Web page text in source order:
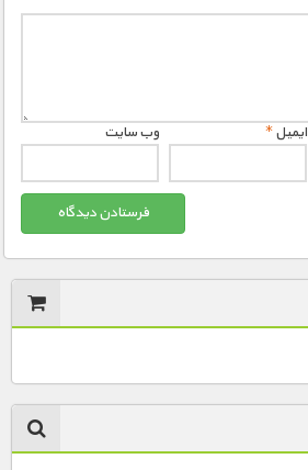
ایمیل* وب‌ سایت